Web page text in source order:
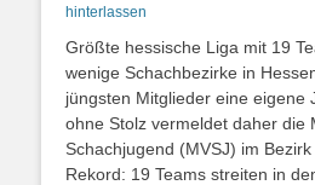
on
hinterlassen
Größte hessische Liga mit 19
wenige Schachbezirke in
jüngsten Mitglieder eine eigene
ohne Stolz vermeldet daher die
Schachjugend (MVSJ) im
Rekord: 19 Teams streiten in